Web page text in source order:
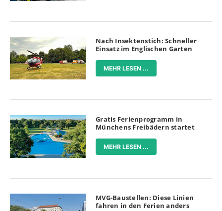
Nach Insektenstich: Schneller
Einsatz im Englischen Garten
MEHR LESEN ...
Gratis Ferienprogramm in
Münchens Freibädern startet
MEHR LESEN ...
MVG-Baustellen: Diese Linien
fahren in den Ferien anders